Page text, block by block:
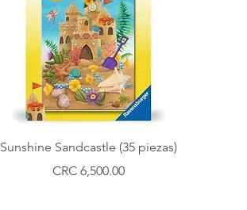
Vista rápida
Sunshine Sandcastle (35 piezas)
Precio
CRC 6,500.00